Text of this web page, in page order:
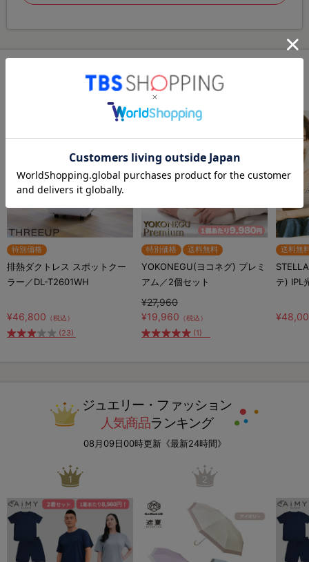
この商品をチェックした人が
購入している商品
特別価格
排熱ダクトレス スポットクー
ラー／DL-T2601WH
¥46,800 （税込）
(23)
特別価格 送料無料
YOKONEGU(ヨコネグ) プレミ
アム／2個セット
¥27,960
¥19,960 （税込）
(1)
送料無
テ) IPL
ジュエリー・ファッション
人気商品ランキング
08月09日00時更新《最新24時間》
1 2